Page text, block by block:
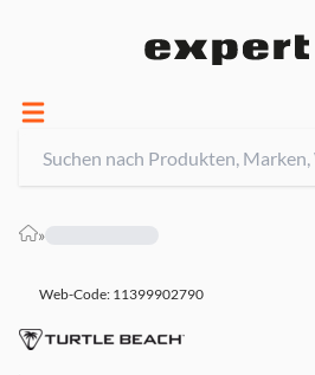
»
Web-Code: 11399902790